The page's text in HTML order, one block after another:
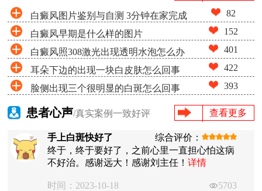
白癜风图片鉴别与自测 3分钟在家完成
白斑筛查
82
白癜风早期是什么样的图片 152
白癜风照308激光出现透明水泡怎么办 401
耳朵下边的出现一块白皮肤怎么回事 422
脸侧出现三个很明显的白斑怎么回事 393
患者心声/真实案例一致好评 查看更多
手上白斑快好了
综合评价：
终于，终于要好了，之前心里一直担心怕这病
不好治。感谢远大！感谢刘主任！详情
时间：2023-10-18 5703